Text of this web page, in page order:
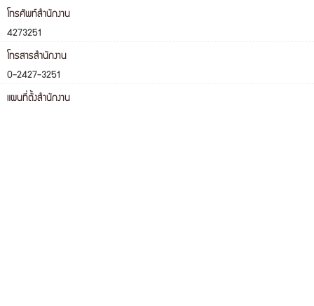
โทรศัพท์สำนักงาน
4273251
โทรสารสำนักงาน
0-2427-3251
แผนที่ตั้งสำนักงาน